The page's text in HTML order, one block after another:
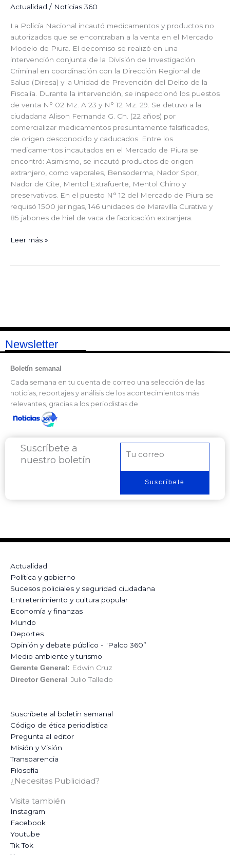
Actualidad / Noticias 360
La Policía Nacional incautó medicamentos y productos no
autorizados que se encontraban a la venta en el Mercado
Modelo de Piura. El decomiso se realizó en una
intervención conjunta de la División de Investigación
Criminal en coordinación con la Dirección Regional de
Salud (Diresa) y la Unidad de Prevención del Delito de la
Fiscalía. Durante la intervención, se inspeccionó los puestos
de venta N° 02 Mz. A 23 y N° 12 Mz. 29. Se detuvo a la
ciudadana Alison Fernanda G. Ch. (22 años) por
comercializar medicamentos presuntamente falsificados,
de origen desconocido y caducados. Entre los
medicamentos incautados en el Mercado de Piura se
encontró: Asimismo, se incautó productos de origen
extranjero, como vaporales, Bensoderma, Nador Spor,
Nador de Cite, Mentol Extrafuerte, Mentol Chino y
preservativos. En el puesto N° 12 del Mercado de Piura se
requisó 1500 jeringas, 146 unidades de Maravilla Curativa y
85 jabones de hiel de vaca de fabricación extranjera.
Leer más »
Newsletter
Boletín semanal
Cada semana en tu cuenta de correo una selección de las
noticias, reportajes y análisis de los acontecimientos más
relevantes, gracias a los periodistas de
Suscríbete a
nuestro boletín
electrónico
Suscríbete
Actualidad
Política y gobierno
Sucesos policiales y seguridad ciudadana
Entretenimiento y cultura popular
Economía y finanzas
Mundo
Deportes
Opinión y debate público - "Palco 360”
Medio ambiente y turismo
Gerente General: Edwin Cruz
Director General : Julio Talledo
Suscríbete al boletín semanal
Código de ética periodística
Pregunta al editor
Misión y Visión
Transparencia
Filosofía
¿Necesitas Publicidad?
Visita también
Instagram
Facebook
Youtube
Tik Tok